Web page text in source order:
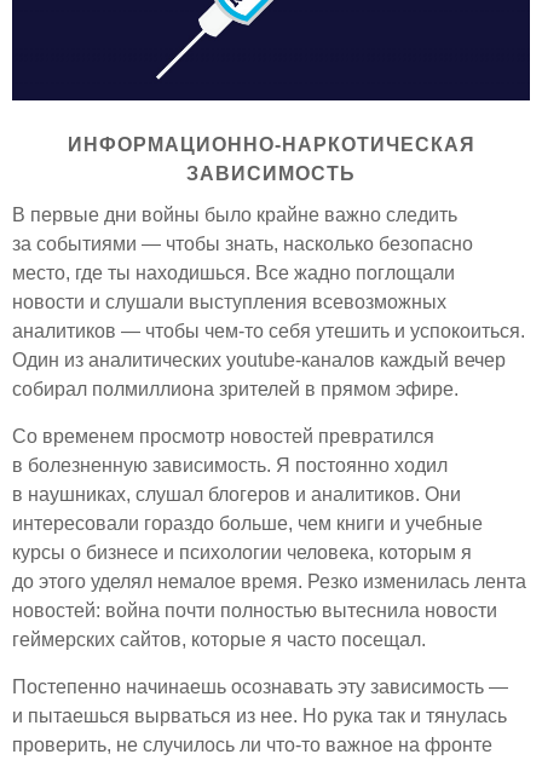
ИНФОРМАЦИОННО-НАРКОТИЧЕСКАЯ
ЗАВИСИМОСТЬ
В первые дни войны было крайне важно следить
за событиями — чтобы знать, насколько безопасно
место, где ты находишься. Все жадно поглощали
новости и слушали выступления всевозможных
аналитиков — чтобы чем-то себя утешить и успокоиться.
Один из аналитических youtube-каналов каждый вечер
собирал полмиллиона зрителей в прямом эфире.
Со временем просмотр новостей превратился
в болезненную зависимость. Я постоянно ходил
в наушниках, слушал блогеров и аналитиков. Они
интересовали гораздо больше, чем книги и учебные
курсы о бизнесе и психологии человека, которым я
до этого уделял немалое время. Резко изменилась лента
новостей: война почти полностью вытеснила новости
геймерских сайтов, которые я часто посещал.
Постепенно начинаешь осознавать эту зависимость —
и пытаешься вырваться из нее. Но рука так и тянулась
проверить, не случилось ли что-то важное на фронте